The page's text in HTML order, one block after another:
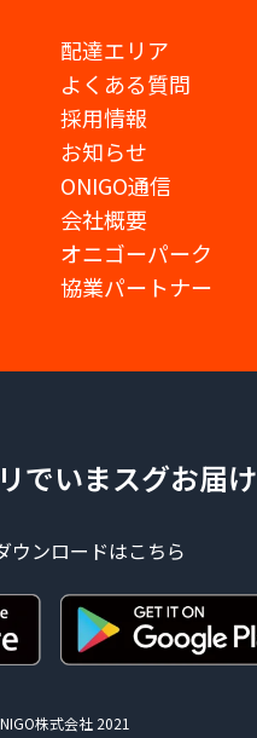
配達エリア
よくある質問
採用情報
お知らせ
ONIGO通信
会社概要
オニゴーパーク
協業パートナー
でいまスグお届け
ウンロードはこちら
株式会社 2021